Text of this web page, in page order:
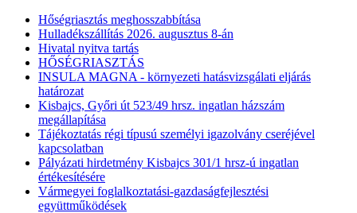
Hőségriasztás meghosszabbítása
Hulladékszállítás 2026. augusztus 8-án
Hivatal nyitva tartás
HŐSÉGRIASZTÁS
INSULA MAGNA - környezeti hatásvizsgálati eljárás
határozat
Kisbajcs, Győri út 523/49 hrsz. ingatlan házszám
megállapítása
Tájékoztatás régi típusú személyi igazolvány cseréjével
kapcsolatban
Pályázati hirdetmény Kisbajcs 301/1 hrsz-ú ingatlan
értékesítésére
Vármegyei foglalkoztatási-gazdaságfejlesztési
együttműködések